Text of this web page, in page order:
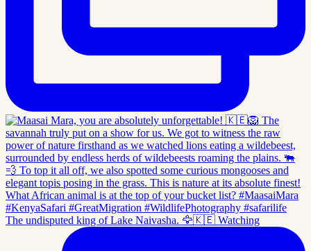
The undisputed king of Lake Naivasha. 🦅🇰🇪 Watching